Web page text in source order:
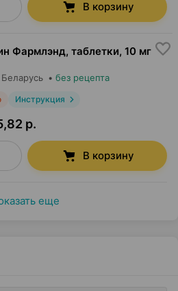
В корзину
Фармлэнд, таблетки, 10 мг
, Беларусь • без рецепта
Инструкция
р.
В корзину
еще